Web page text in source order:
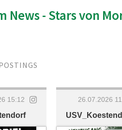
News - Stars von
15:12 26.07.2026